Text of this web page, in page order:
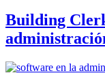
Building